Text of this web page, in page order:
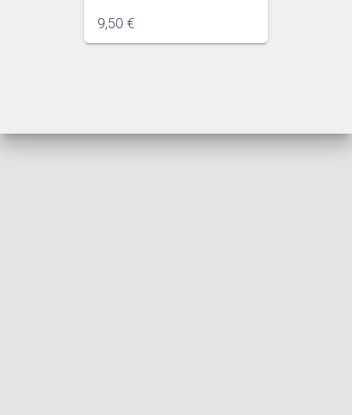
9,50 €